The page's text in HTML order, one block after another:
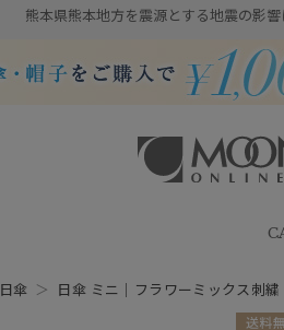
熊本県熊本地方を震源とする地震の影
SHOP（ムーンバット
日傘 ＞ 日傘 ミニ｜フラワーミックス刺繍